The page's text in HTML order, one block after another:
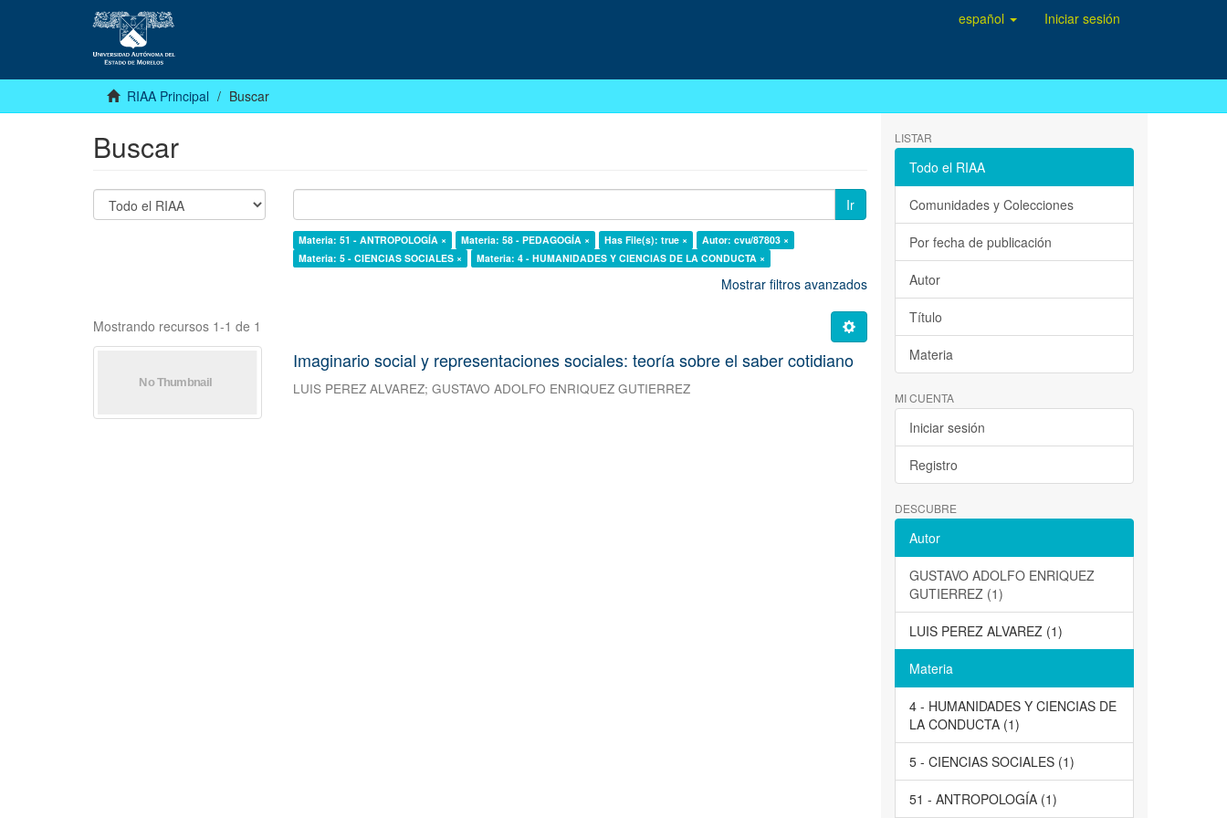
español Iniciar sesión
RIAA Principal Buscar
Buscar
Ir
Materia: 51 - ANTROPOLOGÍA × Materia: 58 - PEDAGOGÍA × Has File(s): true ×
Autor: cvu/87803 ×
Materia: 5 - CIENCIAS SOCIALES ×
Materia: 4 - HUMANIDADES Y CIENCIAS DE LA CONDUCTA ×
Mostrar filtros avanzados
Mostrando recursos 1-1 de 1
Imaginario social y representaciones sociales: teoría sobre el saber cotidiano
LUIS PEREZ ALVAREZ;GUSTAVO ADOLFO ENRIQUEZ GUTIERREZ
LISTAR
Todo el RIAA
Comunidades y Colecciones
Por fecha de publicación
Autor
Título
Materia
MI CUENTA
Iniciar sesión
Registro
DESCUBRE
Autor
GUSTAVO ADOLFO ENRIQUEZ
GUTIERREZ (1)
LUIS PEREZ ALVAREZ (1)
Materia
4 - HUMANIDADES Y CIENCIAS DE
LA CONDUCTA (1)
5 - CIENCIAS SOCIALES (1)
51 - ANTROPOLOGÍA (1)